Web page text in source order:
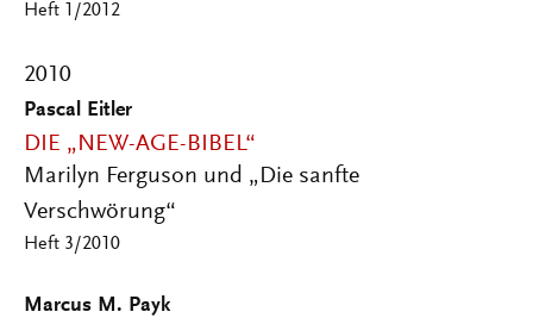
Heft 1/2012
2010
Pascal Eitler
DIE „NEW-AGE-BIBEL“
Marilyn Ferguson und „Die sanfte
Verschwörung“
Heft 3/2010
Marcus M. Payk